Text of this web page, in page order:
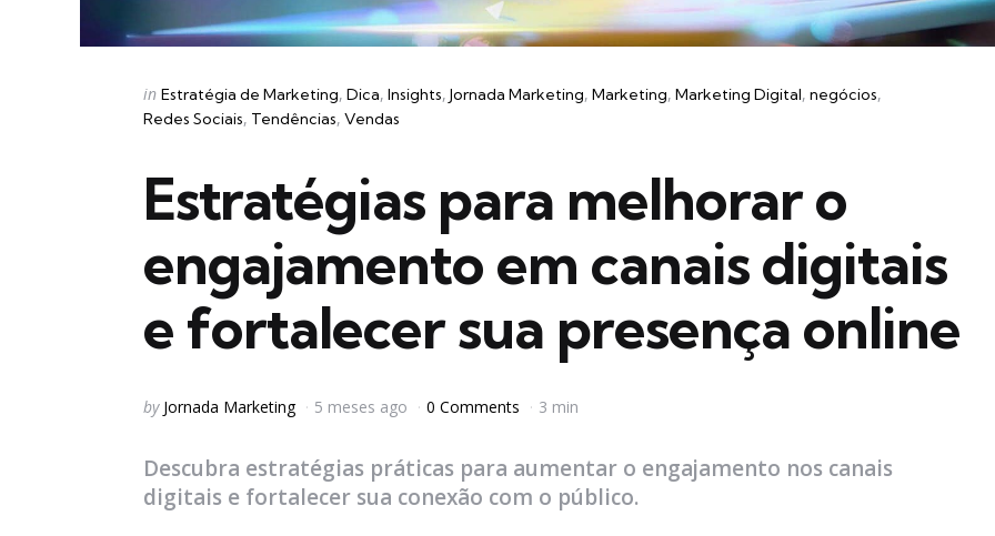
Categories
Posted
in
in Estratégia de Marketing Dica Insights Jornada Marketing Marketing Marketing Digital negócios
Redes Sociais Tendências Vendas
Estratégias para melhorar o
engajamento em canais digitais
e fortalecer sua presença online
Posted
by Jornada Marketing 5 meses ago 0 Comments 3 min
Descubra estratégias práticas para aumentar o engajamento nos canais
digitais e fortalecer sua conexão com o público.